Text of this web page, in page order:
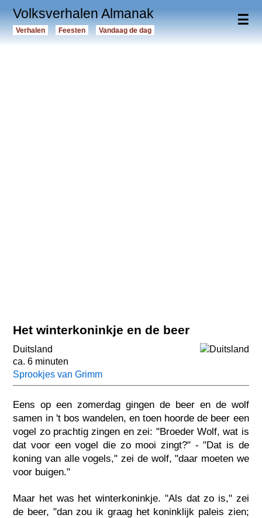
☰
Volksverhalen Almanak
Verhalen Feesten Vandaag de dag
Het winterkoninkje en de beer
Duitsland
ca. 6 minuten
Sprookjes van Grimm
Eens op een zomerdag gingen de beer en de wolf
samen in 't bos wandelen, en toen hoorde de beer een
vogel zo prachtig zingen en zei: "Broeder Wolf, wat is
dat voor een vogel die zo mooi zingt?" - "Dat is de
koning van alle vogels," zei de wolf, "daar moeten we
voor buigen."
Maar het was het winterkoninkje. "Als dat zo is," zei
de beer, "dan zou ik graag het koninklijk paleis zien;